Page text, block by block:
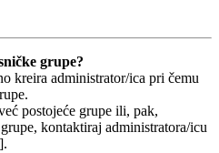
grupe?
kreira administrator/ica pri čemu
postojeće grupe ili, pak,
kontaktiraj administratora/icu